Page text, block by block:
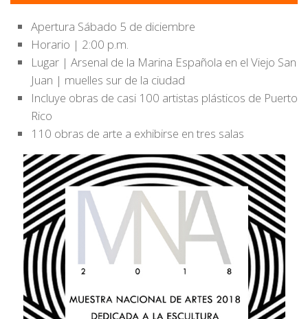
Apertura Sábado 5 de diciembre
Horario | 2:00 p.m.
Lugar | Arsenal de la Marina Española en el Viejo San
Juan | muelles sur de la ciudad
Incluye obras de casi 100 artistas plásticos de Puerto
Rico
110 obras de arte a exhibirse en tres salas